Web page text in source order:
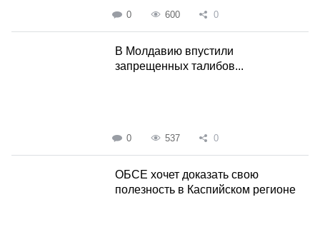
0 600 0
В Молдавию впустили
запрещенных талибов...
0 537 0
ОБСЕ хочет доказать свою
полезность в Каспийском регионе